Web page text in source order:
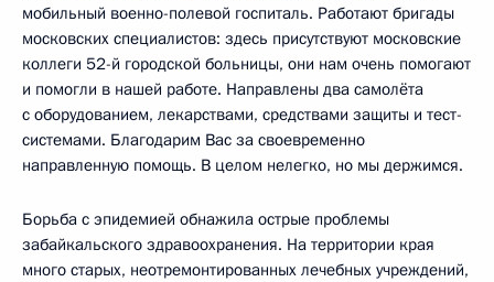
мобильный военно-полевой госпиталь. Работают бригады
московских специалистов: здесь присутствуют московские
коллеги 52-й городской больницы, они нам очень помогают
и помогли в нашей работе. Направлены два самолёта
с оборудованием, лекарствами, средствами защиты и тест-
системами. Благодарим Вас за своевременно
направленную помощь. В целом нелегко, но мы держимся.
Борьба с эпидемией обнажила острые проблемы
забайкальского здравоохранения. На территории края
много старых, неотремонтированных лечебных учреждений,